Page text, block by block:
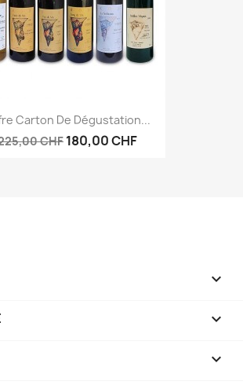
Carton De Dégustation...
CHF 180,00 CHF


